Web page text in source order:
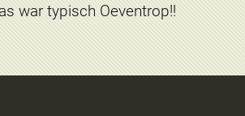
war typisch Oeventrop!!